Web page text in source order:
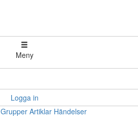
Meny
Logga in
Grupper Artiklar Händelser